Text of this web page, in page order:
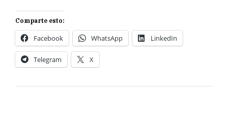
Comparte esto:
Facebook WhatsApp LinkedIn
Telegram X